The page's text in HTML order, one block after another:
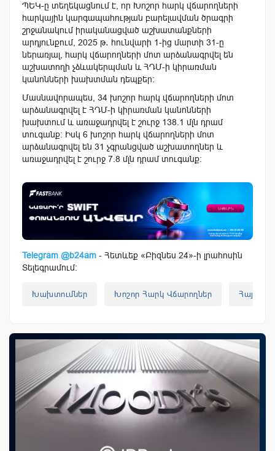
ՊԵԿ-ը տեղեկացնում է, որ Խոշոր հարկ վճարողների
հարկային կարգապահության բարելավման ծրագրի
շրջանակում իրականացված աշխատանքների
արդյունքում, 2025 թ․ հունվարի 1-ից մարտի 31-ը
ներառյալ, հարկ վճարողների մոտ արձանագրվել են
աշխատողի չձևակերպման և ՀԴՄ-ի կիրառման
կանոնների խախտման դեպքեր։
Մասնավորապես, 34 խոշոր հարկ վճարողների մոտ
արձանագրվել է ՀԴՄ-ի կիրառման կանոնների
խախտում և առաջադրվել է շուրջ 138.1 մլն դրամ
տուգանք։ Իսկ 6 խոշոր հարկ վճարողների մոտ
արձանագրվել են 31 չգրանցված աշխատողներ և
առաջադրվել է շուրջ 7.8 մլն դրամ տուգանք։
Telegram @b24am - Հետևեք «Բիզնես 24»-ի լրահոսին
Տելեգրամում:
Խախտումներ Խոշոր Հարկ Վճարողներ